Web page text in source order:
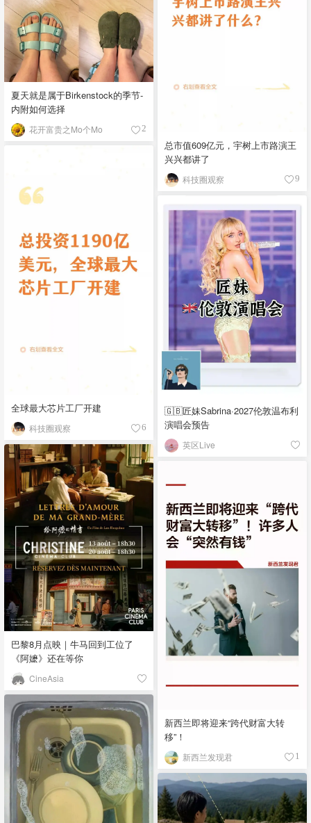
夏天就是属于Birkenstock的季节-
内附如何选择
花开富贵之Mo个Mo 2
总市值609亿元，宇树上市路演王
兴兴都讲了
科技圈观察 9
全球最大芯片工厂开建
科技圈观察 6
🇬🇧匠妹Sabrina·2027伦敦温布利
演唱会预告
英区Live
巴黎8月点映｜牛马回到工位了
《阿嬷》还在等你
CineAsia
新西兰即将迎来“跨代财富大转
移”！
新西兰发现君 1